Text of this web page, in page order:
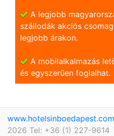
A legjobb
szállodák akciós
legjobb árakon.
A mobilalkalmazás
és egyszerũen foglalhat.
www.hotelsinboedapest.com
2026 Tel: +36 (1) 227-9614